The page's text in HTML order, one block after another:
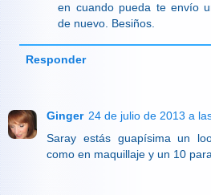
en cuando pueda te envío
de nuevo. Besiños.
Responder
Ginger 24 de julio de 2013 a
Saray estás guapísima un
como en maquillaje y un 10